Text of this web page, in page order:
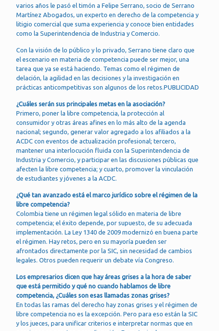
varios años le pasó el timón a Felipe Serrano, socio de Serrano
Martínez Abogados, un experto en derecho de la competencia y
litigio comercial que suma experiencia y conoce bien entidades
como la Superintendencia de Industria y Comercio.
Con la visión de lo público y lo privado, Serrano tiene claro que
el escenario en materia de competencia puede ser mejor, una
tarea que ya se está haciendo. Temas como el régimen de
delación, la agilidad en las decisiones y la investigación en
prácticas anticompetitivas son algunos de los retos.PUBLICIDAD
¿Cuáles serán sus principales metas en la asociación?
Primero, poner la libre competencia, la protección al
consumidor y otras áreas afines en lo más alto de la agenda
nacional; segundo, generar valor agregado a los afiliados a la
ACDC con eventos de actualización profesional; tercero,
mantener una interlocución fluida con la Superintendencia de
Industria y Comercio, y participar en las discusiones públicas que
afecten la libre competencia; y cuarto, promover la vinculación
de estudiantes y jóvenes a la ACDC.
¿Qué tan avanzado está el marco jurídico sobre el régimen de la
libre competencia?
Colombia tiene un régimen legal sólido en materia de libre
competencia; el éxito depende, por supuesto, de su adecuada
implementación. La Ley 1340 de 2009 modernizó en buena parte
el régimen. Hay retos, pero en su mayoría pueden ser
afrontados directamente por la SIC, sin necesidad de cambios
legales. Otros pueden requerir un debate vía Congreso.
Los empresarios dicen que hay áreas grises a la hora de saber
que está permitido y qué no cuando hablamos de libre
competencia, ¿Cuáles son esas llamadas zonas grises?
En todas las ramas del derecho hay zonas grises y el régimen de
libre competencia no es la excepción. Pero para eso están la SIC
y los jueces, para unificar criterios e interpretar normas que en